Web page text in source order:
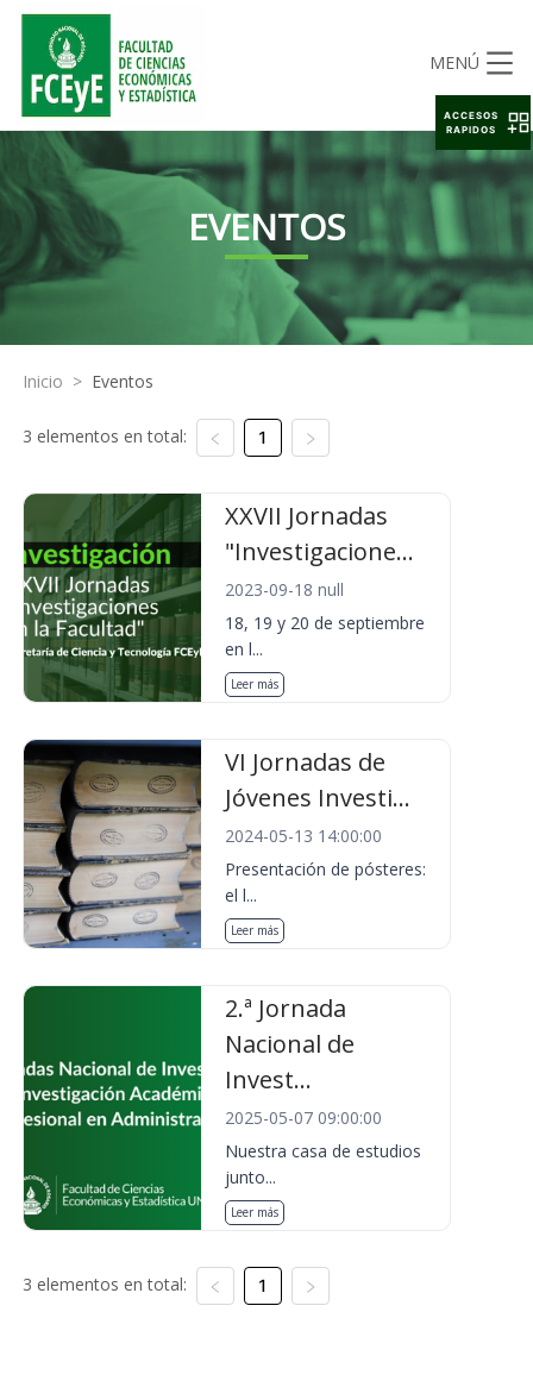
MENÚ
EVENTOS
Inicio > Eventos
3 elementos en total: 1
XXVII Jornadas
"Investigacione...
2023-09-18 null
18, 19 y 20 de septiembre
en l...
Leer más
VI Jornadas de
Jóvenes Investi...
2024-05-13 14:00:00
Presentación de pósteres:
el l...
Leer más
2.ª Jornada
Nacional de
Invest...
2025-05-07 09:00:00
Nuestra casa de estudios
junto...
Leer más
3 elementos en total: 1
ACCESOS
RAPIDOS